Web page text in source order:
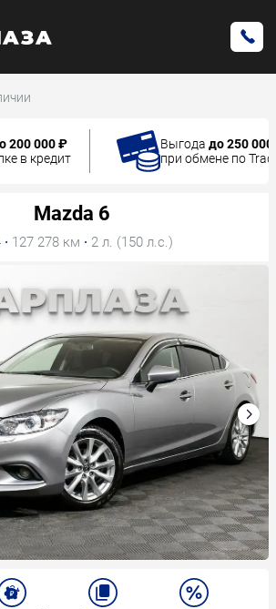
200 000 ₽
в кредит
Выгода до 250
при обмене по
Mazda 6
· 127 278 км · 2 л. (150 л.с.)